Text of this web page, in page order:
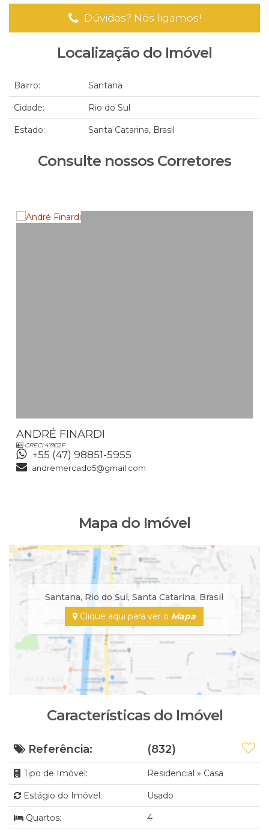
Dúvidas? Nós ligamos!
Localização do Imóvel
Bairro: Santana
Cidade: Rio do Sul
Estado: Santa Catarina, Brasil
Consulte nossos Corretores
ANDRÉ FINARDI
CRECI41902F
+55 (47) 98851-5955
andremercado5@gmail.com
Mapa do Imóvel
Santana, Rio do Sul,Santa Catarina, Brasil
Clique aqui para ver o Mapa
Características do Imóvel
Referência: (832)
Tipo de Imóvel: Residencial » Casa
Estágio do Imóvel: Usado
Quartos: 4